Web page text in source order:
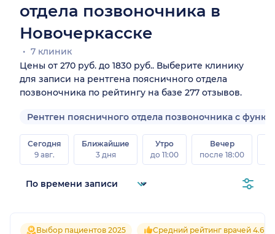
отдела позвоночника в
Новочеркасске
7 клиник
Цены от 270 руб. до 1830 руб.. Выберите клинику
для записи на рентгена поясничного отдела
позвоночника по рейтингу на базе 277 отзывов.
Рентген поясничного отдела позвоночника с
Сегодня
9 авг.
Ближайшие
3 дня
Утро
до 11:00
Вечер
после 18:00
Выбор пациентов 2025 Средний рейтинг врачей 4.6